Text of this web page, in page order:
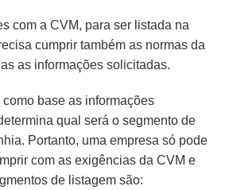
com a CVM, para ser listada na
cumprir também as normas da
as informações solicitadas.
base as informações
qual será o segmento de
Portanto, uma empresa só pode
com as exigências da CVM e
de listagem são: